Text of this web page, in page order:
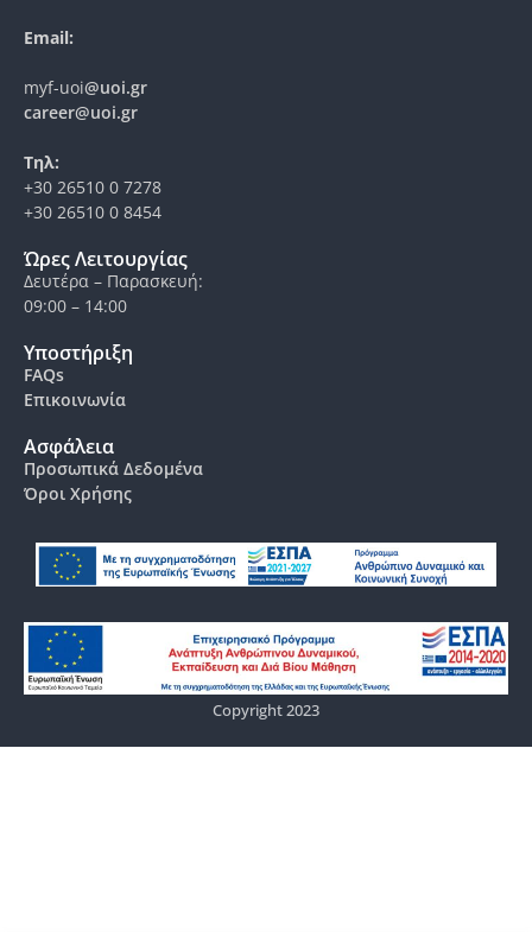
Email:
myf-uoi@uoi.gr
career@uoi.gr
Τηλ:
+30 26510 0 7278
+30 26510 0 8454
Ώρες Λειτουργίας
Δευτέρα – Παρασκευή:
09:00 – 14:00
Υποστήριξη
FAQs
Επικοινωνία
Ασφάλεια
Προσωπικά Δεδομένα
Όροι Χρήσης
Copyright 2023